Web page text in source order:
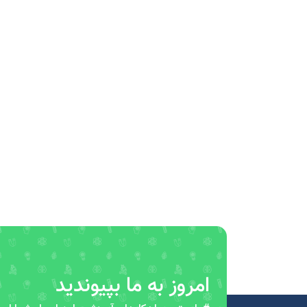
امروز به ما بپیوندید